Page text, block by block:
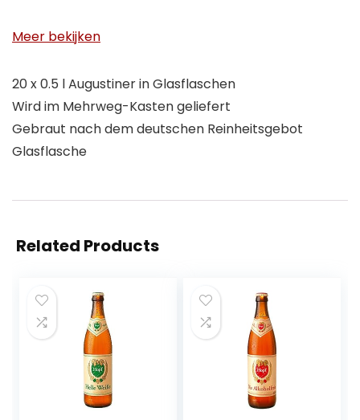
Meer bekijken
20 x 0.5 l Augustiner in Glasflaschen
Wird im Mehrweg-Kasten geliefert
Gebraut nach dem deutschen Reinheitsgebot
Glasflasche
Related Products